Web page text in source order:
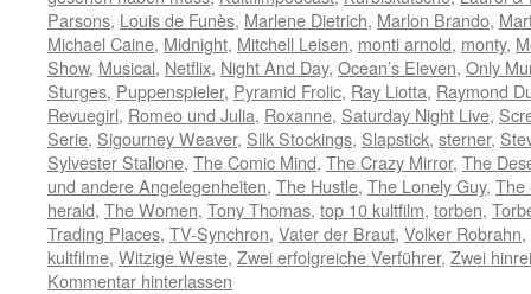
Parsons, Louis de Funès, Marlene Dietrich, Marlon Brando,
Michael Caine, Midnight, Mitchell Leisen, monti arnold, monty,
Show, Musical, Netflix, Night And Day, Ocean’s Eleven, Only
Sturges, Puppenspieler, Pyramid Frolic, Ray Liotta, Raymond
Revuegirl, Romeo und Julia, Roxanne, Saturday Night Live,
Serie, Sigourney Weaver, Silk Stockings, Slapstick, sterner,
Sylvester Stallone, The Comic Mind, The Crazy Mirror, The
und andere Angelegenheiten, The Hustle, The Lonely Guy, The
herald, The Women, Tony Thomas, top 10 kultfilm, torben,
Trading Places, TV-Synchron, Vater der Braut, Volker Robrahn,
kultfilme, Witzige Weste, Zwei erfolgreiche Verführer, Zwei
Kommentar hinterlassen